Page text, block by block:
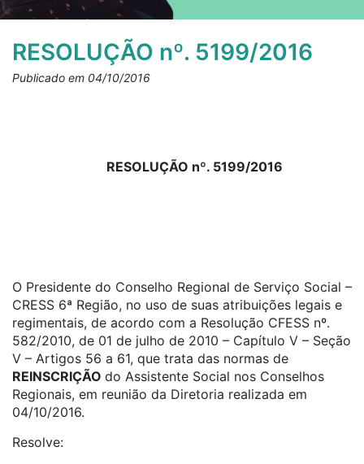
RESOLUÇÃO nº. 5199/2016
Publicado em 04/10/2016
RESOLUÇÃO nº. 5199/2016
O Presidente do Conselho Regional de Serviço Social –
CRESS 6ª Região, no uso de suas atribuições legais e
regimentais, de acordo com a Resolução CFESS nº.
582/2010, de 01 de julho de 2010 – Capítulo V – Seção
V – Artigos 56 a 61, que trata das normas de
REINSCRIÇÃO do Assistente Social nos Conselhos
Regionais, em reunião da Diretoria realizada em
04/10/2016.
Resolve: